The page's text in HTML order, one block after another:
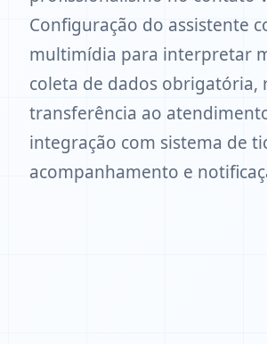
Configuração do assistente
multimídia para interpretar
coleta de dados obrigatória,
transferência ao
integração com sistema de
acompanhamento e